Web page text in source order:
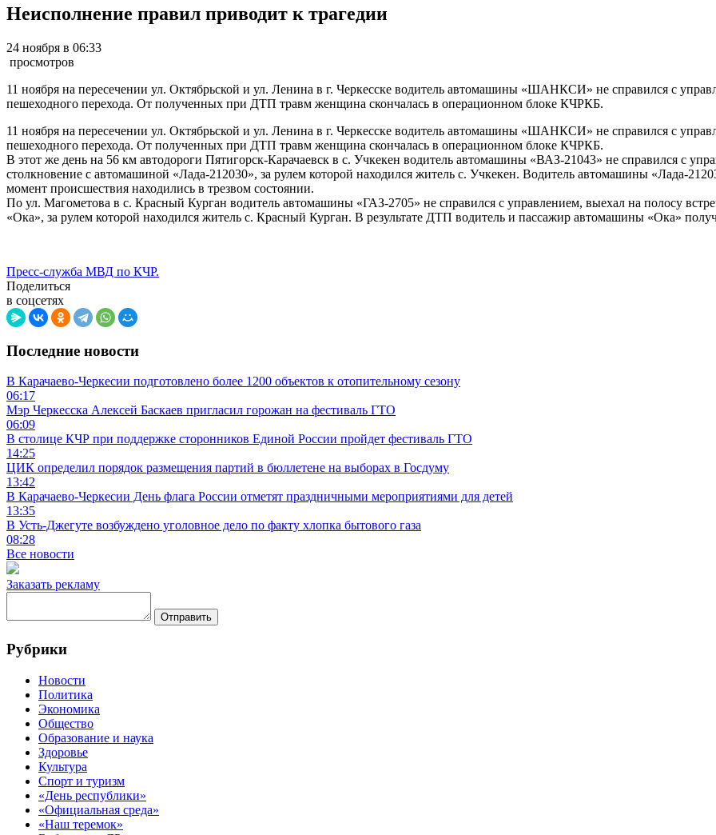
Неисполнение правил приводит к трагедии
24 ноября в 06:33
просмотров
11 ноября на пересечении ул. Октябрьской и ул. Ленина в г. Черкесске водитель автомашины «ШАНКСИ» не справился с
пешеходного перехода. От полученных при ДТП травм женщина скончалась в операционном блоке КЧРКБ.
11 ноября на пересечении ул. Октябрьской и ул. Ленина в г. Черкесске водитель автомашины «ШАНКСИ» не справился с
пешеходного перехода. От полученных при ДТП травм женщина скончалась в операционном блоке КЧРКБ.
В этот же день на 56 км автодороги Пятигорск-Карачаевск в с. Учкекен водитель автомашины «ВАЗ-21043» не справился с
столкновение с автомашиной «Лада-212030», за рулем которой находился житель с. Учкекен. Водитель автомашины «Лада-
момент происшествия находились в трезвом состоянии.
По ул. Магометова в с. Красный Курган водитель автомашины «ГАЗ-2705» не справился с управлением, выехал на полосу
«Ока», за рулем которой находился житель с. Красный Курган. В результате ДТП водитель и пассажир автомашины «Ока»
Пресс-служба МВД по КЧР.
Поделиться
в соцсетях
Последние новости
В Карачаево-Черкесии подготовлено более 1200 объектов к отопительному сезону
06:17
Мэр Черкесска Алексей Баскаев пригласил горожан на фестиваль ГТО
06:09
В столице КЧР при поддержке сторонников Единой России пройдет фестиваль ГТО
14:25
ЦИК определил порядок размещения партий в бюллетене на выборах в Госдуму
13:42
В Карачаево-Черкесии День флага России отметят праздничными мероприятиями для детей
13:35
В Усть-Джегуте возбуждено уголовное дело по факту хлопка бытового газа
08:28
Все новости
Заказать рекламу
Отправить
Рубрики
Новости
Политика
Экономика
Общество
Образование и наука
Здоровье
Культура
Спорт и туризм
«День республики»
«Официальная среда»
«Наш теремок»